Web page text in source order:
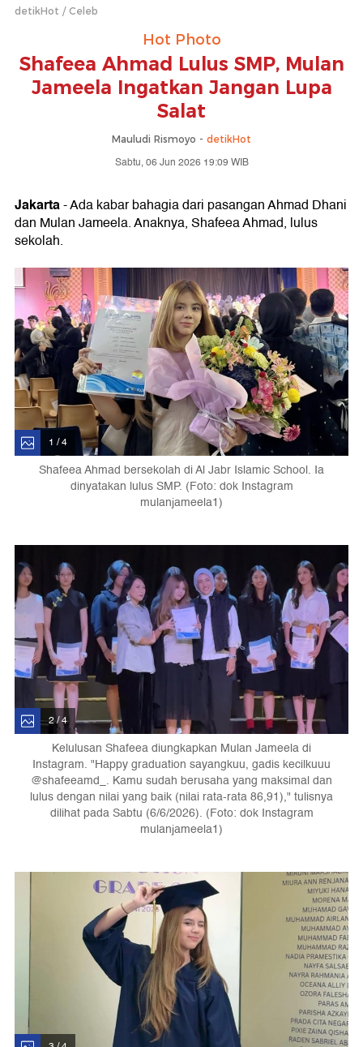
detikHot Celeb
Hot Photo
Shafeea Ahmad Lulus SMP, Mulan
Jameela Ingatkan Jangan Lupa
Salat
Mauludi Rismoyo - detikHot
Sabtu, 06 Jun 2026 19:09 WIB
Jakarta- Ada kabar bahagia dari pasangan Ahmad Dhani
dan Mulan Jameela. Anaknya, Shafeea Ahmad, lulus
sekolah.
1 / 4
Shafeea Ahmad bersekolah di Al Jabr Islamic School. Ia
dinyatakan lulus SMP. (Foto: dok Instagram
mulanjameela1)
2 / 4
Kelulusan Shafeea diungkapkan Mulan Jameela di
Instagram. "Happy graduation sayangkuu, gadis kecilkuuu
@shafeeamd_. Kamu sudah berusaha yang maksimal dan
lulus dengan nilai yang baik (nilai rata-rata 86,91)," tulisnya
dilihat pada Sabtu (6/6/2026). (Foto: dok Instagram
mulanjameela1)